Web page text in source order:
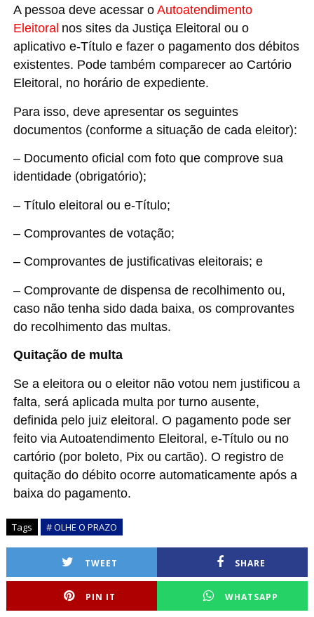
A pessoa deve acessar o Autoatendimento
Eleitoral nos sites da Justiça Eleitoral ou o
aplicativo e-Título e fazer o pagamento dos débitos
existentes. Pode também comparecer ao Cartório
Eleitoral, no horário de expediente.
Para isso, deve apresentar os seguintes
documentos (conforme a situação de cada eleitor):
– Documento oficial com foto que comprove sua
identidade (obrigatório);
– Título eleitoral ou e-Título;
– Comprovantes de votação;
– Comprovantes de justificativas eleitorais; e
– Comprovante de dispensa de recolhimento ou,
caso não tenha sido dada baixa, os comprovantes
do recolhimento das multas.
Quitação de multa
Se a eleitora ou o eleitor não votou nem justificou a
falta, será aplicada multa por turno ausente,
definida pelo juiz eleitoral. O pagamento pode ser
feito via Autoatendimento Eleitoral, e-Título ou no
cartório (por boleto, Pix ou cartão). O registro de
quitação do débito ocorre automaticamente após a
baixa do pagamento.
Tags # OLHE O PRAZO
TWEET SHARE
PIN IT WHATSAPP